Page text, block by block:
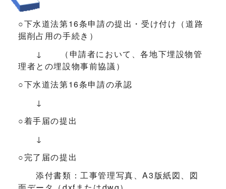
○下水道法第16条申請の提出・受け付け（道路
掘削占用の手続き）
↓ （申請者において、各地下埋設物管
理者との埋設物事前協議）
○下水道法第16条申請の承認
↓
○着手届の提出
↓
○完了届の提出
添付書類：工事管理写真、A3版紙図、図